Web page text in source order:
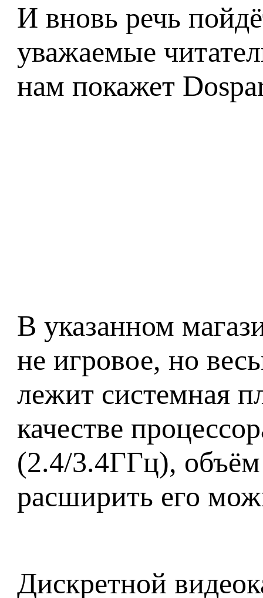
И вновь речь
уважаемые
нам покажет
В указанном
не игровое, но
лежит системная
качестве
(2.4/3.4ГГц),
расширить его
Дискретной